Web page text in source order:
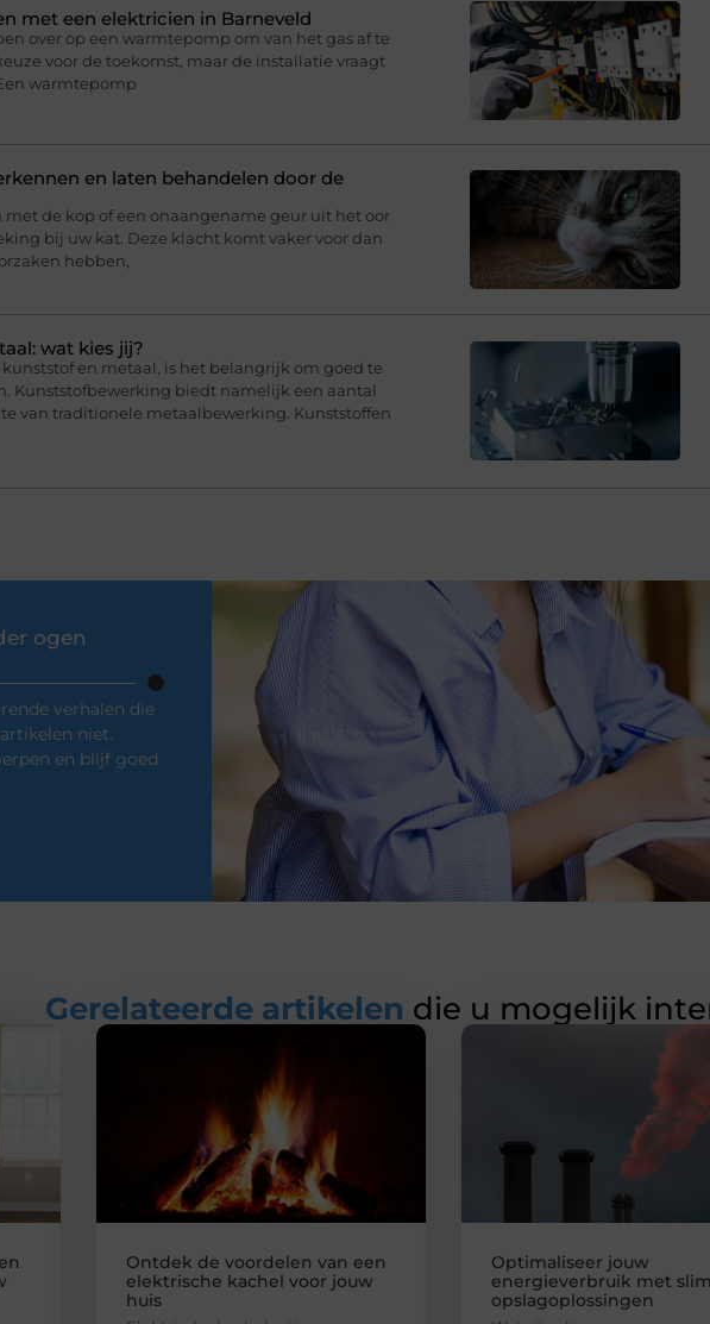
met een elektricien in Barneveld
over op een warmtepomp om van het gas af te
voor de toekomst, maar de installatie vraagt
warmtepomp
en laten behandelen door de
met de kop of een onaangename geur uit het oor
bij uw kat. Deze klacht komt vaker voor dan
hebben,
wat kies jij?
en metaal, is het belangrijk om goed te
Kunststofbewerking biedt namelijk een aantal
van traditionele metaalbewerking. Kunststoffen
ogen
verhalen die
niet.
en blijf goed
Gerelateerde artikelen die u mogelijk
Ontdek de voordelen van een
elektrische kachel voor jouw
huis
Optimaliseer jouw
energieverbruik met
opslagoplossingen